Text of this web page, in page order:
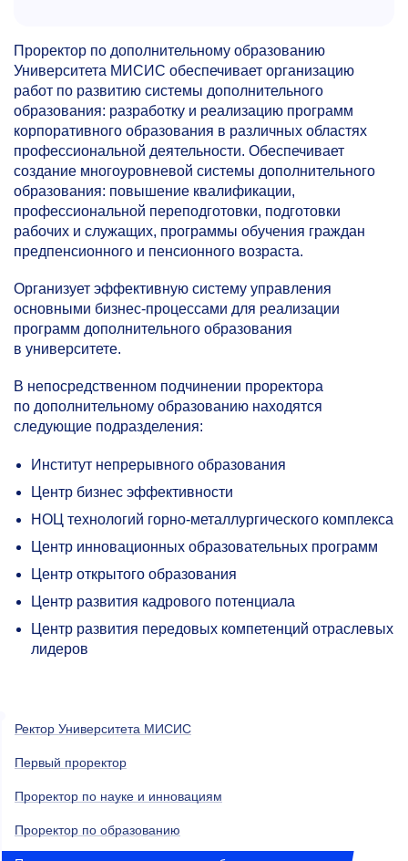
Проректор по дополнительному образованию
Университета МИСИС обеспечивает организацию
работ по развитию системы дополнительного
образования: разработку и реализацию программ
корпоративного образования в различных областях
профессиональной деятельности. Обеспечивает
создание многоуровневой системы дополнительного
образования: повышение квалификации,
профессиональной переподготовки, подготовки
рабочих и служащих, программы обучения граждан
предпенсионного и пенсионного возраста.
Организует эффективную систему управления
основными бизнес-процессами для реализации
программ дополнительного образования
в университете.
В непосредственном подчинении проректора
по дополнительному образованию находятся
следующие подразделения:
Институт непрерывного образования
Центр бизнес эффективности
НОЦ технологий горно-металлургического комплекса
Центр инновационных образовательных программ
Центр открытого образования
Центр развития кадрового потенциала
Центр развития передовых компетенций отраслевых
лидеров
Ректор Университета МИСИС
Первый проректор
Проректор по науке и инновациям
Проректор по образованию